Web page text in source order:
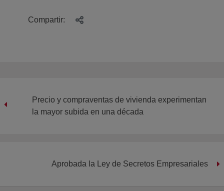
Compartir:
Precio y compraventas de vivienda experimentan
la mayor subida en una década
Aprobada la Ley de Secretos Empresariales